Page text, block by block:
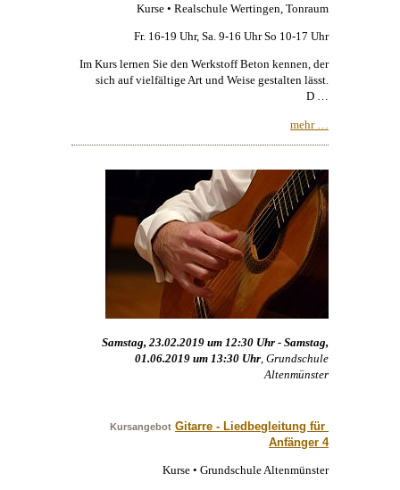
Kurse • Realschule Wertingen, Tonraum
Fr. 16-19 Uhr, Sa. 9-16 Uhr So 10-17 Uhr
Im Kurs lernen Sie den Werkstoff Beton kennen, der
sich auf vielfältige Art und Weise gestalten lässt.
D …
mehr …
Samstag, 23.02.2019 um 12:30 Uhr - Samstag,
01.06.2019 um 13:30 Uhr , Grundschule
Altenmünster
Kursangebot Gitarre - Liedbegleitung für
Anfänger 4
Kurse • Grundschule Altenmünster